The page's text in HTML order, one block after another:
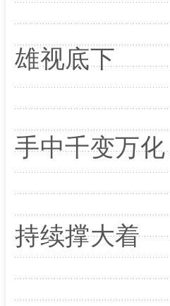
雄视底下
手中千变万化
持续撑大着